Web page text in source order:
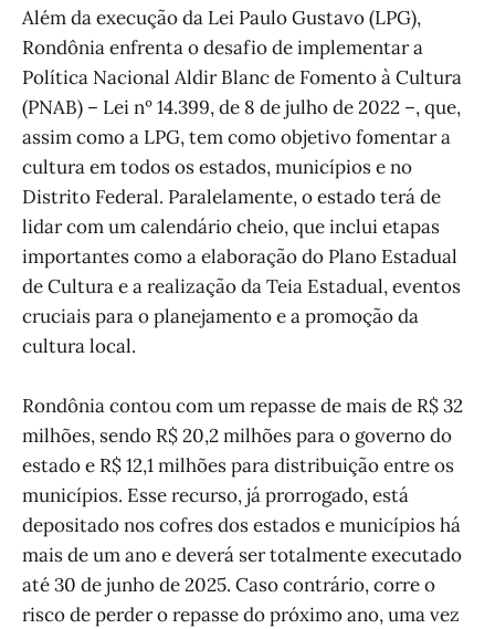
Além da execução da Lei Paulo Gustavo (LPG),
Rondônia enfrenta o desafio de implementar a
Política Nacional Aldir Blanc de Fomento à Cultura
(PNAB) – Lei nº 14.399, de 8 de julho de 2022 –, que,
assim como a LPG, tem como objetivo fomentar a
cultura em todos os estados, municípios e no
Distrito Federal. Paralelamente, o estado terá de
lidar com um calendário cheio, que inclui etapas
importantes como a elaboração do Plano Estadual
de Cultura e a realização da Teia Estadual, eventos
cruciais para o planejamento e a promoção da
cultura local.
Rondônia contou com um repasse de mais de R$ 32
milhões, sendo R$ 20,2 milhões para o governo do
estado e R$ 12,1 milhões para distribuição entre os
municípios. Esse recurso, já prorrogado, está
depositado nos cofres dos estados e municípios há
mais de um ano e deverá ser totalmente executado
até 30 de junho de 2025. Caso contrário, corre o
risco de perder o repasse do próximo ano, uma vez